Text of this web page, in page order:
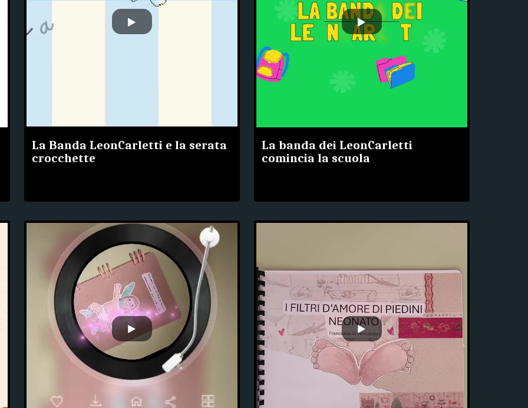
La Banda LeonCarletti e la serata
crocchette
La banda dei LeonCarletti
comincia la scuola